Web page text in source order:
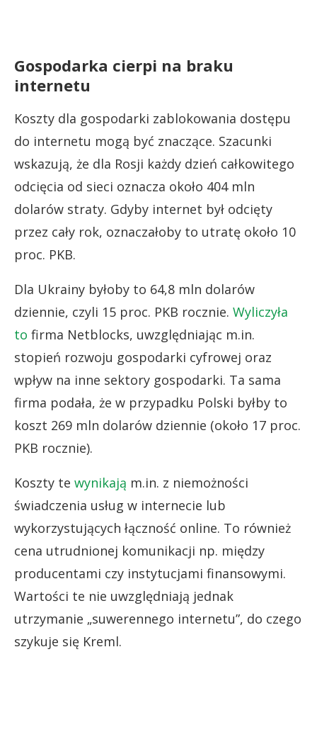
Gospodarka cierpi na braku
internetu
Koszty dla gospodarki zablokowania dostępu
do internetu mogą być znaczące. Szacunki
wskazują, że dla Rosji każdy dzień całkowitego
odcięcia od sieci oznacza około 404 mln
dolarów straty. Gdyby internet był odcięty
przez cały rok, oznaczałoby to utratę około 10
proc. PKB.
Dla Ukrainy byłoby to 64,8 mln dolarów
dziennie, czyli 15 proc. PKB rocznie. Wyliczyła
to firma Netblocks, uwzględniając m.in.
stopień rozwoju gospodarki cyfrowej oraz
wpływ na inne sektory gospodarki. Ta sama
firma podała, że w przypadku Polski byłby to
koszt 269 mln dolarów dziennie (około 17 proc.
PKB rocznie).
Koszty te wynikają m.in. z niemożności
świadczenia usług w internecie lub
wykorzystujących łączność online. To również
cena utrudnionej komunikacji np. między
producentami czy instytucjami finansowymi.
Wartości te nie uwzględniają jednak
utrzymanie „suwerennego internetu”, do czego
szykuje się Kreml.